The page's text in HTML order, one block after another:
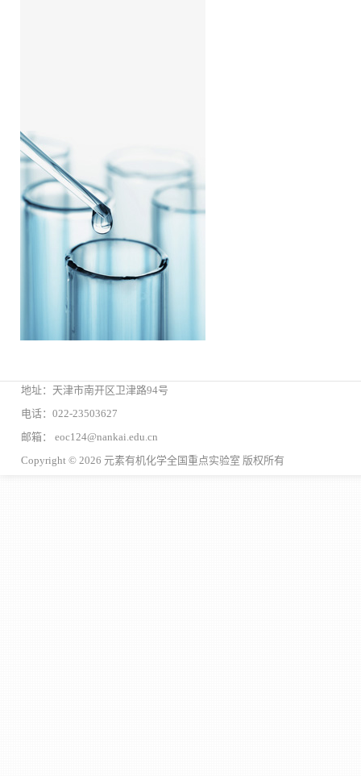
地址：天津市南开区卫津路94号
电话：022-23503627
邮箱： eoc124@nankai.edu.cn
Copyright © 2026 元素有机化学全国重点实验室 版权所有